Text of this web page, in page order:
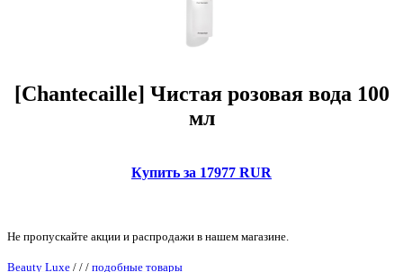
[Chantecaille] Чистая розовая вода 100
мл
Купить за 17977 RUR
Не пропускайте акции и распродажи в нашем магазине.
Beauty Luxe / / / подобные товары